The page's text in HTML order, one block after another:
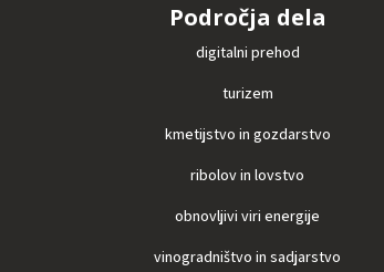
Področja dela
digitalni prehod
turizem
kmetijstvo in gozdarstvo
ribolov in lovstvo
obnovljivi viri energije
vinogradništvo in sadjarstvo